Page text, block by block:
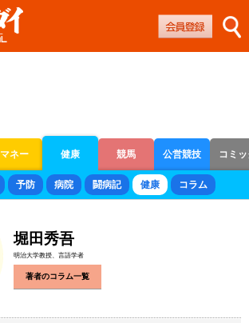
マネー 健康 競馬 公営競技 コミ
オートレース
予防 病院 闘病記 健康 コラム
堀田秀吾
明治大学教授、言語学者
著者のコラム一覧